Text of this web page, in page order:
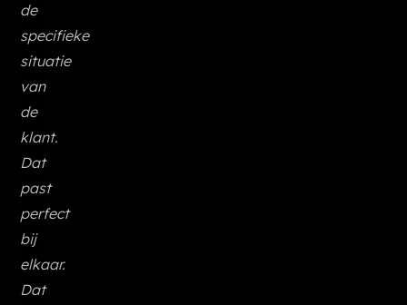
de
specifieke
situatie
van
de
klant.
Dat
past
perfect
bij
elkaar.
Dat